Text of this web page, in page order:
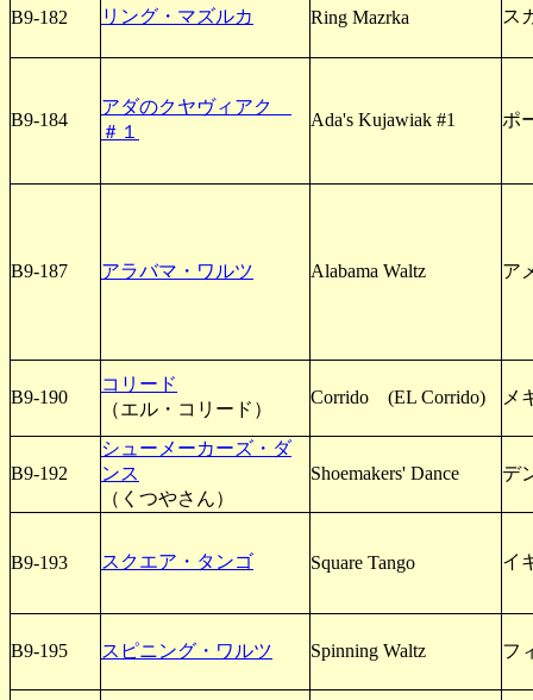
B9-182 リング・マズルカ Ring Mazrka ス
B9-184
アダのクヤヴィアク
＃１
Ada's Kujawiak #1 ポ
B9-187 アラバマ・ワルツ Alabama Waltz ア
B9-190
コリード
（エル・コリード）
Corrido (EL Corrido) メ
B9-192
シューメーカーズ・ダ
ンス
（くつやさん）
Shoemakers' Dance デ
B9-193 スクエア・タンゴ Square Tango イ
B9-195 スピニング・ワルツ Spinning Waltz フ